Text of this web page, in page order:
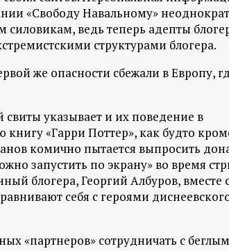
«Свободу Навальному»
силовикам, ведь теперь адепты
структурами блогера.
же опасности сбежали в Европу,
указывает и их поведение в
«Гарри Поттер», как будто
комично пытается выпросить
запустить по экрану» во время
блогера, Георгий Албуров, вместе
себя с героями
«партнеров» сотрудничать с